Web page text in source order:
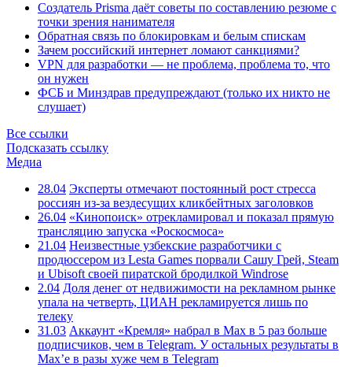
Создатель Prisma даёт советы по составлению резюме с
точки зрения нанимателя
Обратная связь по блокировкам и белым спискам
Зачем российский интернет ломают санкциями?
VPN для разработки — не проблема, проблема то, что
он нужен
ФСБ и Минздрав предупреждают (только их никто не
слушает)
Все ссылки
Подсказать ссылку
Медиа
28.04 Эксперты отмечают постоянный рост стресса
россиян из-за вездесущих кликбейтных заголовков
26.04 «Кинопоиск» отрекламировал и показал прямую
трансляцию запуска «Роскосмоса»
21.04 Неизвестные узбекские разработчики с
продюссером из Lesta Games порвали Сашу Грей, Steam
и Ubisoft своей пиратской бродилкой Windrose
2.04 Доля денег от недвижимости на рекламном рынке
упала на четверть, ЦИАН рекламируется лишь по
телеку
31.03 Аккаунт «Кремля» набрал в Max в 5 раз больше
подписчиков, чем в Telegram. У остальных результаты в
Max’е в разы хуже чем в Telegram